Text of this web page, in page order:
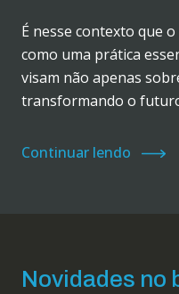
É nesse contexto que
como uma prática
visam não apenas
transformando o
Continuar lendo
Novidades no